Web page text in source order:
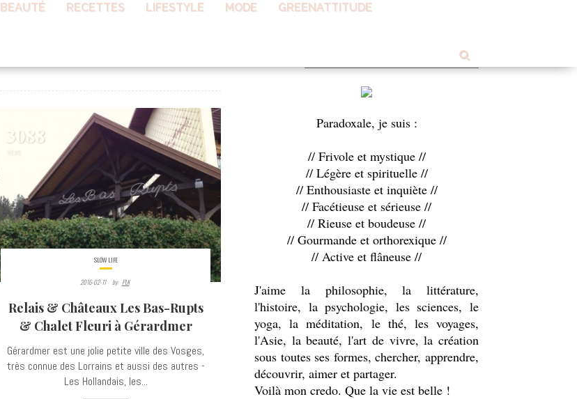
BEAUTÉ RECETTES LIFESTYLE MODE
GREENATTITUDE
3088
SLOW LIFE
2016-02-11 By: PLK
Relais & Châteaux Les Bas-Rupts
& Chalet Fleuri à Gérardmer
Gérardmer est une jolie petite ville des Vosges,
très connue des Lorrains et aussi des autres -
Les Hollandais, les...
Paradoxale, je suis :
// Frivole et mystique //
// Légère et spirituelle //
// Enthousiaste et inquiète //
// Facétieuse et sérieuse //
// Rieuse et boudeuse //
// Gourmande et orthorexique //
// Active et flâneuse //
J'aime la philosophie, la littérature,
l'histoire, la psychologie, les sciences, le
yoga, la méditation, le thé, les voyages,
l'Asie, la beauté, l'art de vivre, la création
sous toutes ses formes, chercher, apprendre,
découvrir, aimer et partager.
Voilà mon credo. Que la vie est belle !